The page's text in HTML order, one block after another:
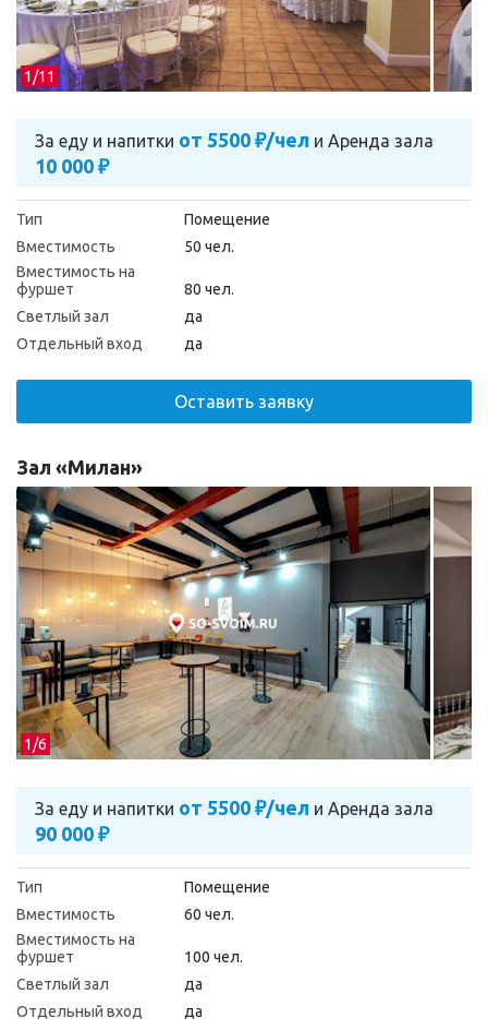
1/11
За еду и напитки от 5500 ₽/чел и Аренда зала
10 000 ₽
Тип
Помещение
Вместимость
50 чел.
Вместимость на
фуршет
80 чел.
Светлый зал
да
Отдельный вход
да
Оставить заявку
1/6
Зал «Милан»
За еду и напитки от 5500 ₽/чел и Аренда зала
90 000 ₽
Тип
Помещение
Вместимость
60 чел.
Вместимость на
фуршет
100 чел.
Светлый зал
да
Отдельный вход
да